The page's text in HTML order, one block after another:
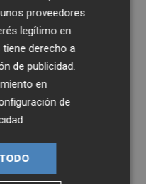
proveedores
legítimo en
derecho a
de publicidad
en
de